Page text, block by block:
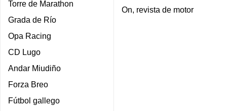
Torre de Marathon
Grada de Río
Opa Racing
CD Lugo
Andar Miudiño
Forza Breo
Fútbol gallego
On, revista de motor